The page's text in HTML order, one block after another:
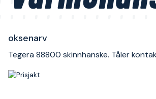
oksenarv
Tegera 88800 skinnhanske. Tåler